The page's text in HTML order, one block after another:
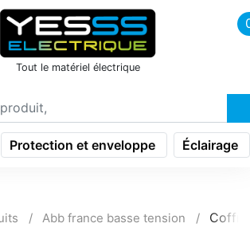
burger
Tout le matériel électrique
Protection et enveloppe Éclairage
Abb france basse tension